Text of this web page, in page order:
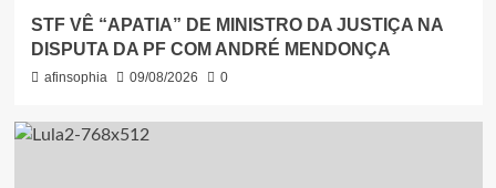
STF VÊ “APATIA” DE MINISTRO DA JUSTIÇA NA
DISPUTA DA PF COM ANDRÉ MENDONÇA
afinsophia 09/08/2026 0